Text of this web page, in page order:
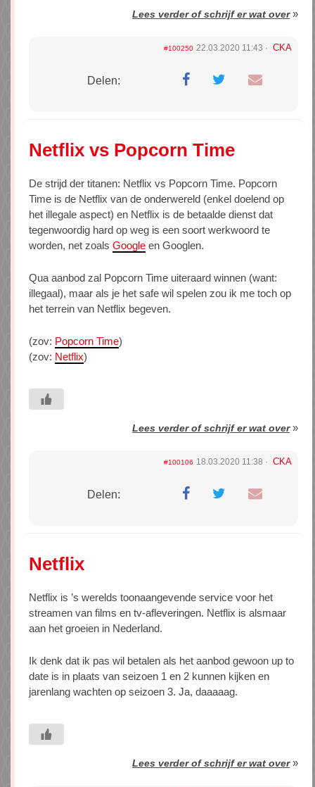
Lees verder of schrijf er wat over»
#100250 22.03.2020 11:43 CKA
Delen:
Netflix vs Popcorn Time
De strijd der titanen: Netflix vs Popcorn Time. Popcorn
Time is de Netflix van de onderwereld (enkel doelend op
het illegale aspect) en Netflix is de betaalde dienst dat
tegenwoordig hard op weg is een soort werkwoord te
worden, net zoals Google en Googlen.
Qua aanbod zal Popcorn Time uiteraard winnen (want:
illegaal), maar als je het safe wil spelen zou ik me toch op
het terrein van Netflix begeven.
(zov: Popcorn Time)
(zov: Netflix)
Lees verder of schrijf er wat over»
#100106 18.03.2020 11:38 CKA
Delen:
Netflix
Netflix is ’s werelds toonaangevende service voor het
streamen van films en tv-afleveringen. Netflix is alsmaar
aan het groeien in Nederland.
Ik denk dat ik pas wil betalen als het aanbod gewoon up to
date is in plaats van seizoen 1 en 2 kunnen kijken en
jarenlang wachten op seizoen 3. Ja, daaaaag.
Lees verder of schrijf er wat over»